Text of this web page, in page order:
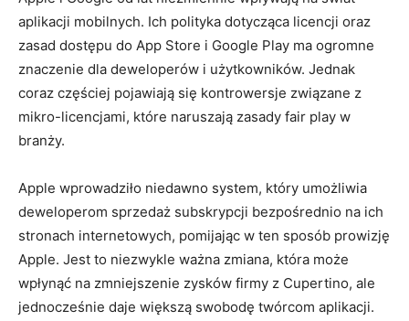
aplikacji mobilnych. Ich polityka dotycząca licencji oraz
zasad dostępu do App Store⁢ i Google Play ma ogromne
znaczenie dla deweloperów ‍i użytkowników. Jednak
coraz ⁢częściej pojawiają⁢ się kontrowersje związane z
mikro-licencjami, które naruszają zasady fair play w
branży.
Apple wprowadziło niedawno system, który umożliwia‌
deweloperom sprzedaż subskrypcji bezpośrednio na ich
stronach internetowych, pomijając w ten sposób prowizję
Apple. ⁣Jest to​ niezwykle ważna zmiana, która może
wpłynąć na zmniejszenie zysków firmy z Cupertino, ale ​
jednocześnie daje większą swobodę twórcom aplikacji.